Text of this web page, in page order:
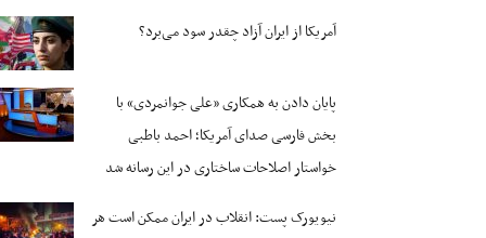
آمریکا از ایران آزاد چقدر سود می‌برد؟
پایان دادن به همکاری «علی جوانمردی» با
بخش فارسی صدای آمریکا؛ احمد باطبی
خواستار اصلاحات ساختاری در این رسانه شد
نیویورک پست: انقلاب در ایران ممکن است هر